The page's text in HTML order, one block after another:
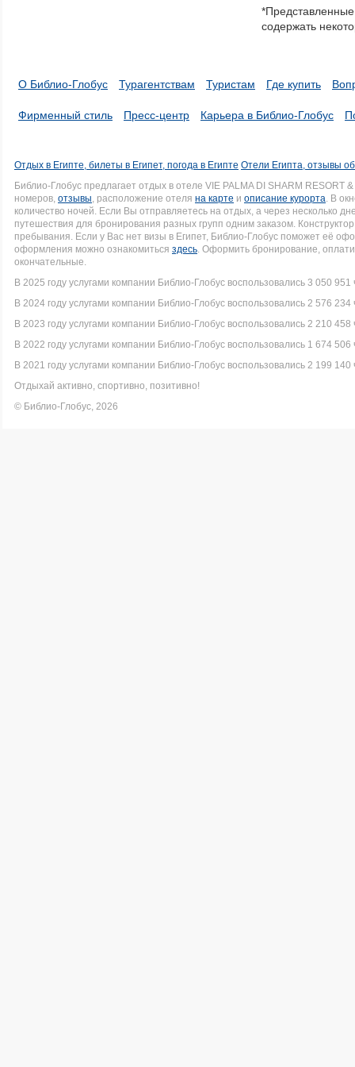
a
series.
содержать
О Библио-Глобус Турагентствам Туристам Где купить
Фирменный стиль Пресс-центр Карьера в Библио-Глобус
Отдых в Египте, билеты в Египет, погода в Египте Отели Египта, отзывы
Библио-Глобус предлагает отдых в отеле VIE PALMA DI SHARM
номеров, отзывы, расположение отеля на карте и описание курорта. В
количество ночей. Если Вы отправляетесь на отдых, а через несколько
путешествия для бронирования разных групп одним заказом.
пребывания. Если у Вас нет визы в Египет, Библио-Глобус поможет её
оформления можно ознакомиться здесь. Оформить бронирование,
окончательные.
В 2025 году услугами компании Библио-Глобус воспользовались 3 050 951
В 2024 году услугами компании Библио-Глобус воспользовались 2 576 234
В 2023 году услугами компании Библио-Глобус воспользовались 2 210 458
В 2022 году услугами компании Библио-Глобус воспользовались 1 674 506
В 2021 году услугами компании Библио-Глобус воспользовались 2 199 140
Отдыхай активно, спортивно, позитивно!
© Библио-Глобус, 2026